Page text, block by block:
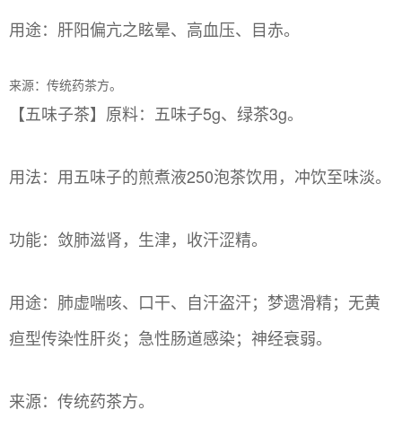
用途：肝阳偏亢之眩晕、高血压、目赤。
来源：传统药茶方。
【五味子茶】原料：五味子5g、绿茶3g。
用法：用五味子的煎煮液250泡茶饮用，冲饮至味淡。
功能：敛肺滋肾，生津，收汗涩精。
用途：肺虚喘咳、口干、自汗盗汗；梦遗滑精；无黄
疸型传染性肝炎；急性肠道感染；神经衰弱。
来源：传统药茶方。